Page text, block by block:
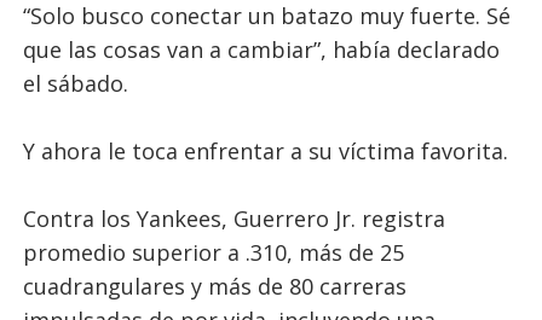
“Solo busco conectar un batazo muy fuerte. Sé
que las cosas van a cambiar”, había declarado
el sábado.
Y ahora le toca enfrentar a su víctima favorita.
Contra los Yankees, Guerrero Jr. registra
promedio superior a .310, más de 25
cuadrangulares y más de 80 carreras